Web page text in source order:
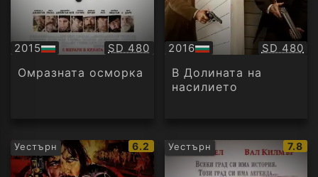
2015
БГ
аудио
Качество:
SD 480
Омразната осморка
2016
БГ
аудио
SD 480
В Долината на
насилието
Уестърн
IMDb
рейтинг:
6.2 Уестърн
IMDb
7.8